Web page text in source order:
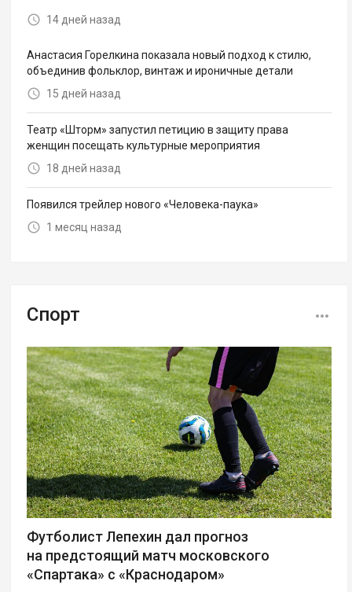
14 дней назад
Анастасия Горелкина показала новый подход к стилю,
объединив фольклор, винтаж и ироничные детали
15 дней назад
Театр «Шторм» запустил петицию в защиту права
женщин посещать культурные мероприятия
18 дней назад
Появился трейлер нового «Человека-паука»
1 месяц назад
Спорт
Футболист Лепехин дал прогноз
на предстоящий матч московского
«Спартака» с «Краснодаром»